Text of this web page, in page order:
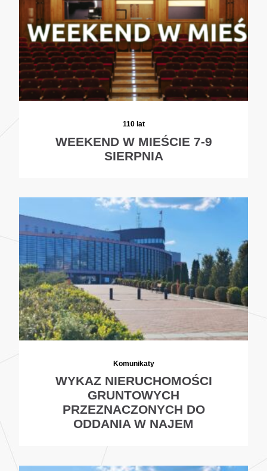
110 lat
WEEKEND W MIEŚCIE 7-9
SIERPNIA
Komunikaty
WYKAZ NIERUCHOMOŚCI
GRUNTOWYCH
PRZEZNACZONYCH DO
ODDANIA W NAJEM